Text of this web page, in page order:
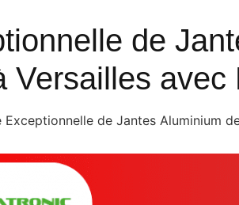
de
Versailles
Exceptionnelle de Jantes Aluminium